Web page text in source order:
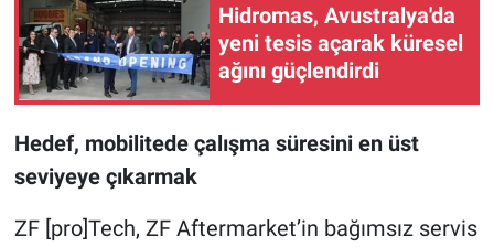
Hidromas, Avustralya'da
yeni tesis açarak küresel
ağını güçlendirdi
Hedef, mobilitede çalışma süresini en üst
seviyeye çıkarmak
ZF [pro]Tech, ZF Aftermarket’in bağımsız servis